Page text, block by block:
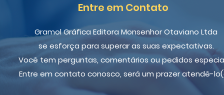
Entre em Contato
Gramol Gráfica Editora Monsenhor Otaviano Ltda
se esforça para superar as suas expectativas.
Você tem perguntas, comentários ou pedidos
Entre em contato conosco, será um prazer atendê-